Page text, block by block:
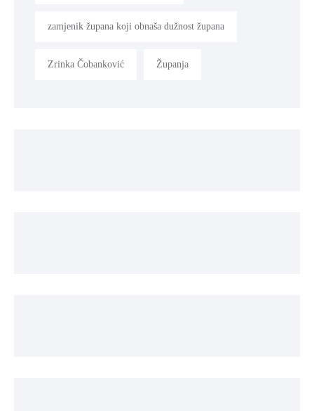
zamjenik župana koji obnaša dužnost župana
Zrinka Čobanković Županja